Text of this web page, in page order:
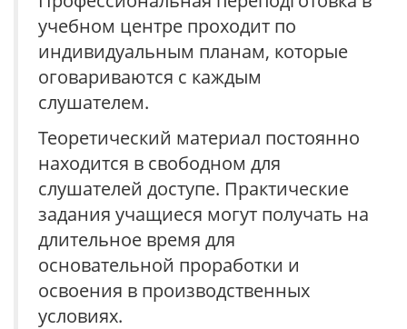
учебном центре проходит по
индивидуальным планам, которые
оговариваются с каждым
слушателем.
Теоретический материал постоянно
находится в свободном для
слушателей доступе. Практические
задания учащиеся могут получать на
длительное время для
основательной проработки и
освоения в производственных
условиях.